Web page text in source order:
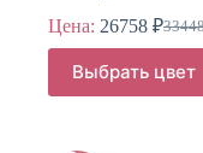
Цена:
цена
26758 ₽
цена:
26758
Выбрать цвет
Этот
товар
имеет